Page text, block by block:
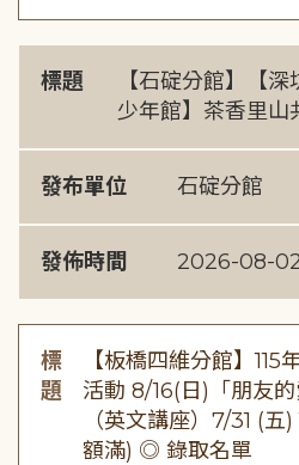
標題
【石碇分館】【
少年館】茶香里山
發布單位 石碇分館
發佈時間 2026-08-
標
題
【板橋四維分館】
活動 8/16(日)「朋友
（英文講座）7/31 (
額滿) ◎ 錄取名單